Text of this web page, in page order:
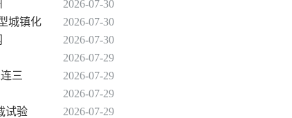
2026-07-30
城镇化
2026-07-30
2026-07-30
2026-07-29
三
2026-07-29
2026-07-29
试验
2026-07-29